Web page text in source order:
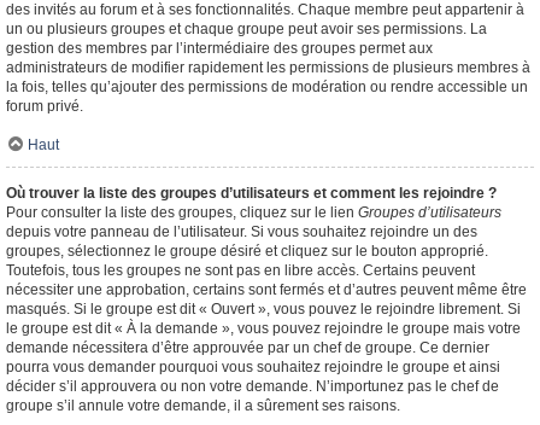
des invités au forum et à ses fonctionnalités. Chaque membre peut appartenir à
un ou plusieurs groupes et chaque groupe peut avoir ses permissions. La
gestion des membres par l’intermédiaire des groupes permet aux
administrateurs de modifier rapidement les permissions de plusieurs membres à
la fois, telles qu’ajouter des permissions de modération ou rendre accessible un
forum privé.
Haut
Où trouver la liste des groupes d’utilisateurs et comment les rejoindre ?
Pour consulter la liste des groupes, cliquez sur le lien Groupes d’utilisateurs
depuis votre panneau de l’utilisateur. Si vous souhaitez rejoindre un des
groupes, sélectionnez le groupe désiré et cliquez sur le bouton approprié.
Toutefois, tous les groupes ne sont pas en libre accès. Certains peuvent
nécessiter une approbation, certains sont fermés et d’autres peuvent même être
masqués. Si le groupe est dit « Ouvert », vous pouvez le rejoindre librement. Si
le groupe est dit « À la demande », vous pouvez rejoindre le groupe mais votre
demande nécessitera d’être approuvée par un chef de groupe. Ce dernier
pourra vous demander pourquoi vous souhaitez rejoindre le groupe et ainsi
décider s’il approuvera ou non votre demande. N’importunez pas le chef de
groupe s’il annule votre demande, il a sûrement ses raisons.